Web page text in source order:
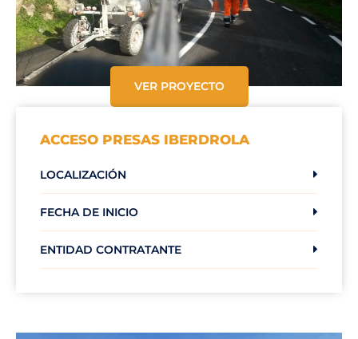
VER PROYECTO
ACCESO PRESAS IBERDROLA​
LOCALIZACIÓN
FECHA DE INICIO
ENTIDAD CONTRATANTE